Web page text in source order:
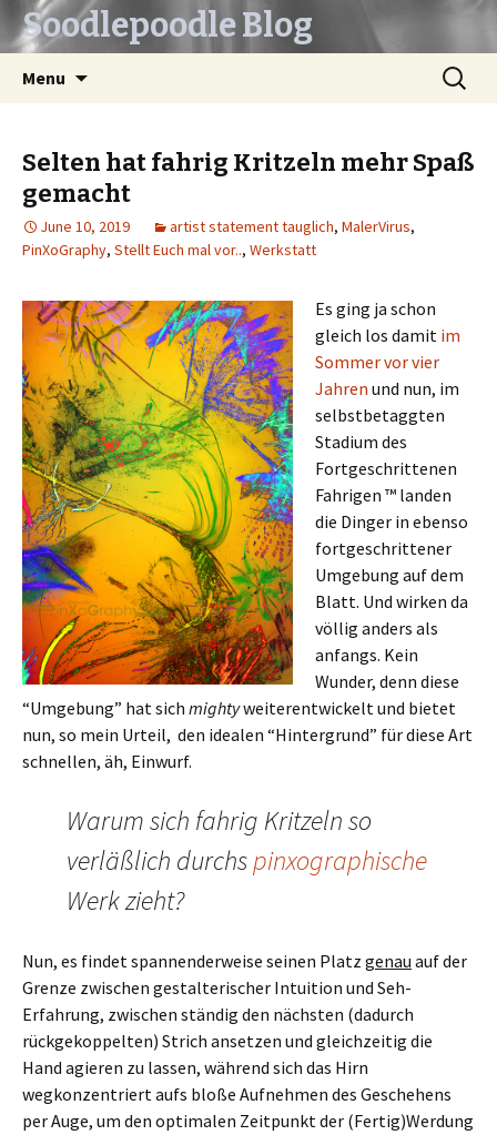
Soodlepoodle Blog
Menu
Search
for:
Selten hat fahrig Kritzeln mehr Spaß
gemacht
June 10, 2019 artist statement tauglich, MalerVirus,
PinXoGraphy, Stellt Euch mal vor.., Werkstatt
Es ging ja schon
gleich los damit im
Sommer vor vier
Jahren und nun, im
selbstbetaggten
Stadium des
Fortgeschrittenen
Fahrigen ™ landen
die Dinger in ebenso
fortgeschrittener
Umgebung auf dem
Blatt. Und wirken da
völlig anders als
anfangs. Kein
Wunder, denn diese
“Umgebung” hat sich mightyweiterentwickelt und bietet
nun, so mein Urteil, den idealen “Hintergrund” für diese Art
schnellen, äh, Einwurf.
Warum sich fahrig Kritzeln so
verläßlich durchspinxographische
Werk zieht?
Nun, es findet spannenderweise seinen Platz genau auf der
Grenze zwischen gestalterischer Intuition und Seh-
Erfahrung, zwischen ständig den nächsten (dadurch
rückgekoppelten) Strich ansetzen und gleichzeitig die
Hand agieren zu lassen, während sich das Hirn
wegkonzentriert aufs bloße Aufnehmen des Geschehens
per Auge, um den optimalen Zeitpunkt der (Fertig)Werdung